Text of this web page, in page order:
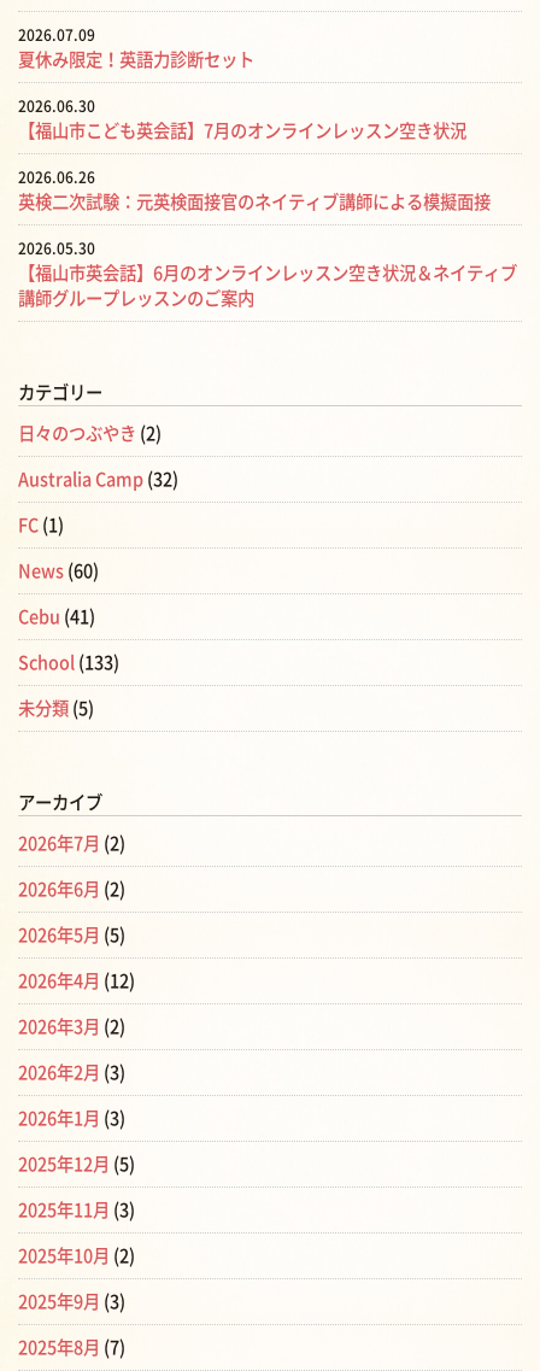
2026.07.09
夏休み限定！英語力診断セット
2026.06.30
【福山市こども英会話】7月のオンラインレッスン空き状況
2026.06.26
英検二次試験：元英検面接官のネイティブ講師による模擬面接
2026.05.30
【福山市英会話】6月のオンラインレッスン空き状況＆ネイティブ
講師グループレッスンのご案内
カテゴリー
日々のつぶやき (2)
Australia Camp (32)
FC (1)
News (60)
Cebu (41)
School (133)
未分類 (5)
アーカイブ
2026年7月 (2)
2026年6月 (2)
2026年5月 (5)
2026年4月 (12)
2026年3月 (2)
2026年2月 (3)
2026年1月 (3)
2025年12月 (5)
2025年11月 (3)
2025年10月 (2)
2025年9月 (3)
2025年8月 (7)